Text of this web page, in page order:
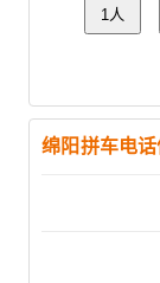
1人
绵阳拼车电